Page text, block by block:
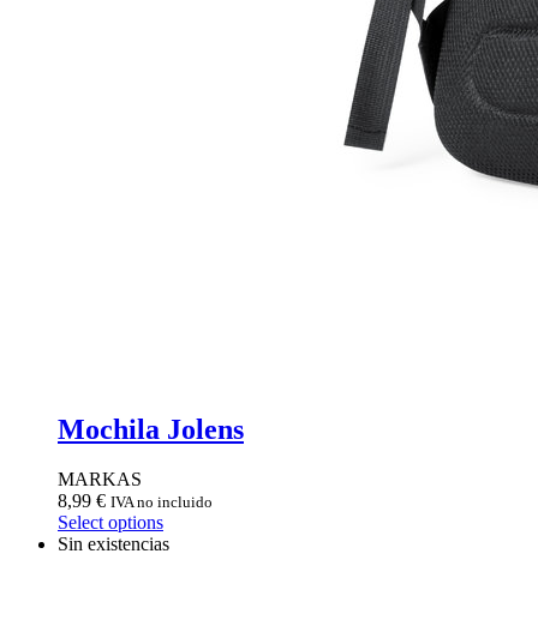
Mochila Jolens
MARKAS
8,99 € IVA no incluido
Select options
Sin existencias